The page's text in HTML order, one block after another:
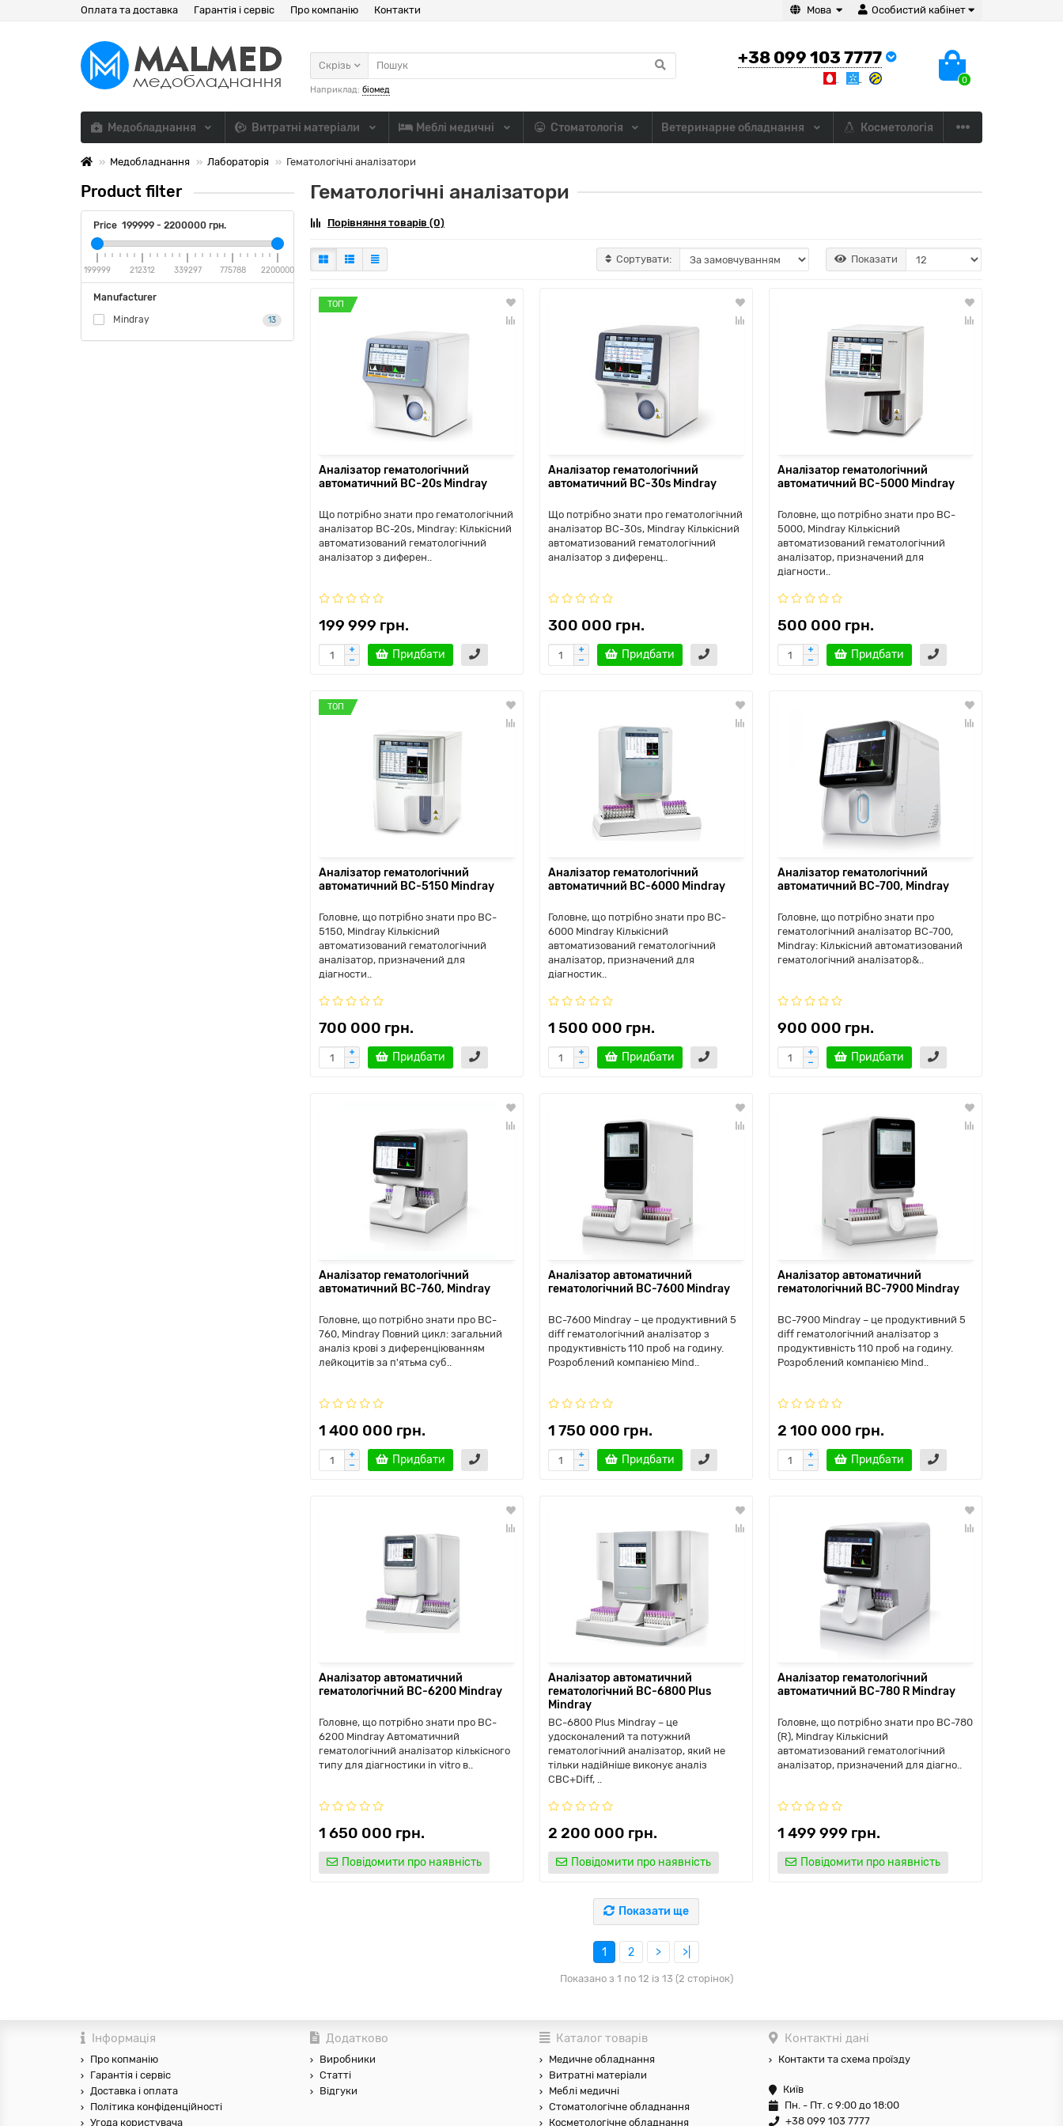
Особистий кабінет
Мова
Оплата та доставка Гарантія і сервіс Про компанію Контакти
+38 099 103 7777
0
Скрізь
Наприклад: біомед
Медобладнання Витратні матеріали Меблі медичні Стоматологія Ветеринарне обладнання Косметологія
Медобладнання Лабораторія Гематологічні аналізатори
Product filter
Price 199999 - 2200000 грн.
199999 212312 339297 775788 2200000
Manufacturer
Mindray
13
Гематологічні аналізатори
Порівняння товарів (0)
Сортувати: Показати
ТОП
Аналізатор гематологічний
автоматичний BC-20s Mindray
Що потрібно знати про гематологічний
аналізатор BC-20s, Mindray: Кількісний
автоматизований гематологічний
аналізатор з диферен..
199 999 грн.
Придбати
Аналізатор гематологічний
автоматичний BC-30s Mindray
Що потрібно знати про гематологічний
аналізатор BC-30s, Mindray Кількісний
автоматизований гематологічний
аналізатор з диференц..
300 000 грн.
Придбати
Аналізатор гематологічний
автоматичний BC-5000 Mindray
Головне, що потрібно знати про BC-
5000, Mindray Кількісний
автоматизований гематологічний
аналізатор, призначений для
діагности..
500 000 грн.
Придбати
ТОП
Аналізатор гематологічний
автоматичний BC-5150 Mindray
Головне, що потрібно знати про BC-
5150, Mindray Кількісний
автоматизований гематологічний
аналізатор, призначений для
діагности..
700 000 грн.
Придбати
Аналізатор гематологічний
автоматичний ВС-6000 Mindray
Головне, що потрібно знати про BC-
6000 Mindray Кількісний
автоматизований гематологічний
аналізатор, призначений для
діагностик..
1 500 000 грн.
Придбати
Аналізатор гематологічний
автоматичний BC-700, Mindray
Головне, що потрібно знати про
гематологічний аналізатор BC-700,
Mindray: Кількісний автоматизований
гематологічний аналізатор&..
900 000 грн.
Придбати
Аналізатор гематологічний
автоматичний BC-760, Mindray
Головне, що потрібно знати про BC-
760, Mindray Повний цикл: загальний
аналіз крові з диференціюванням
лейкоцитів за п'ятьма суб..
1 400 000 грн.
Придбати
Аналізатор автоматичний
гематологічний ВС-7600 Mindray
BC-7600 Mindray – це продуктивний 5
diff гематологічний аналізатор з
продуктивність 110 проб на годину.
Розроблений компанією Mind..
1 750 000 грн.
Придбати
Аналізатор автоматичний
гематологічний ВС-7900 Mindray
BC-7900 Mindray – це продуктивний 5
diff гематологічний аналізатор з
продуктивність 110 проб на годину.
Розроблений компанією Mind..
2 100 000 грн.
Придбати
Аналізатор автоматичний
гематологічний ВС-6200 Mindray
Головне, що потрібно знати про BC-
6200 Mindray Автоматичний
гематологічний аналізатор кількісного
типу для діагностики in vitro в..
1 650 000 грн.
Повідомити про наявність
Аналізатор автоматичний
гематологічний ВС-6800 Plus
Mindray
BC-6800 Plus Mindray – це
удосконалений та потужний
гематологічний аналізатор, який не
тільки надійніше виконує аналіз
CBC+Diff, ..
2 200 000 грн.
Повідомити про наявність
Аналізатор гематологічний
автоматичний ВС-780 R Mindray
Головне, що потрібно знати про BC-780
(R), Mindray Кількісний
автоматизований гематологічний
аналізатор, призначений для діагно..
1 499 999 грн.
Повідомити про наявність
Показати ще
1 2 > >|
Показано з 1 по 12 із 13 (2 сторінок)
Інформація
Про копманію
Гарантія і сервіс
Доставка і оплата
Політика конфіденційності
Угода користувача
Додатково
Виробники
Статті
Відгуки
Каталог товарів
Медичне обладнання
Витратні матеріали
Меблі медичні
Стоматологічне обладнання
Косметологічне обладнання
Контактні дані
Контакти та схема проїзду
Київ
Пн. - Пт. с 9:00 до 18:00
+38 099 103 7777